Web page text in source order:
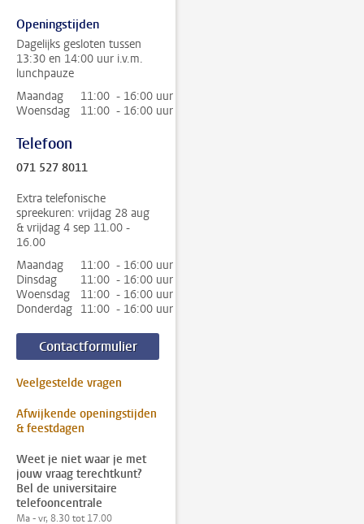
Openingstijden
Dagelijks gesloten tussen
13:30 en 14:00 uur i.v.m.
lunchpauze
Maandag
11:00 - 16:00 uur
Woensdag
11:00 - 16:00 uur
Telefoon
071 527 8011
Extra telefonische
spreekuren: vrijdag 28 aug
& vrijdag 4 sep 11.00 -
16.00
Maandag
11:00 - 16:00 uur
Dinsdag
11:00 - 16:00 uur
Woensdag
11:00 - 16:00 uur
Donderdag 11:00 - 16:00 uur
Contactformulier
Veelgestelde vragen
Afwijkende openingstijden
& feestdagen
Weet je niet waar je met
jouw vraag terechtkunt?
Bel de universitaire
telefooncentrale
Ma - vr, 8.30 tot 17.00